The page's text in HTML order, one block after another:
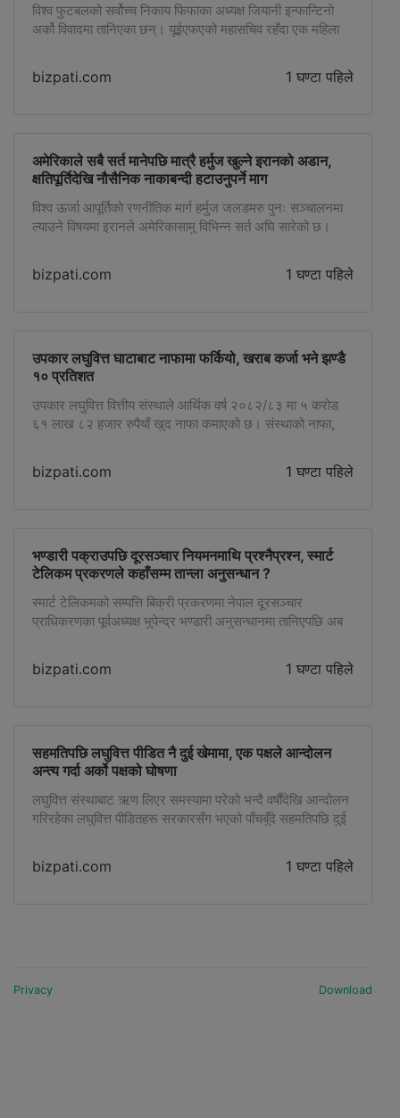
विश्व फुटबलको सर्वोच्च निकाय फिफाका अध्यक्ष जियानी इन्फान्टिनो
अर्को विवादमा तानिएका छन्। यूईएफएको महासचिव रहँदा एक महिला
आरोपको कडा खण्डन गरेका हुन्। बेलायती पत्रिका डेली टेलिग्राफले
bizpati.com 1 घण्टा पहिले
अमेरिकाले सबै सर्त मानेपछि मात्रै हर्मुज खुल्ने इरानको अडान,
क्षतिपूर्तिदेखि नौसैनिक नाकाबन्दी हटाउनुपर्ने माग
विश्व ऊर्जा आपूर्तिको रणनीतिक मार्ग हर्मुज जलडमरु पुनः सञ्चालनमा
ल्याउने विषयमा इरानले अमेरिकासामु विभिन्न सर्त अघि सारेको छ।
इरानी अधिकारीहरूले बताएका छन्। इरानको सर्वोच्च राष्ट्रिय सुरक्षा
परिषद्का सचिव मोहम्मद बाघेर जोलघद्रले हर्मुज खोल्न अमेरिकाले
bizpati.com 1 घण्टा पहिले
उपकार लघुवित्त घाटाबाट नाफामा फर्कियो, खराब कर्जा भने झण्डै
१० प्रतिशत
उपकार लघुवित्त वित्तीय संस्थाले आर्थिक वर्ष २०८२/८३ मा ५ करोड
६१ लाख ८२ हजार रुपैयाँ खुद नाफा कमाएको छ। संस्थाको नाफा,
दबाब देखिएको छ। उपलब्ध विवरणको तुलनात्मक तालिकाअनुसार
bizpati.com 1 घण्टा पहिले
भण्डारी पक्राउपछि दूरसञ्चार नियमनमाथि प्रश्नैप्रश्न, स्मार्ट
टेलिकम प्रकरणले कहाँसम्म तान्ला अनुसन्धान ?
स्मार्ट टेलिकमको सम्पत्ति बिक्री प्रकरणमा नेपाल दूरसञ्चार
प्राधिकरणका पूर्वअध्यक्ष भुपेन्द्र भण्डारी अनुसन्धानमा तानिएपछि अब
दायरा कहाँसम्म पुग्छ भन्नेमा केन्द्रित भएको छ। केन्द्रीय अनुसन्धान
bizpati.com 1 घण्टा पहिले
सहमतिपछि लघुवित्त पीडित नै दुई खेमामा, एक पक्षले आन्दोलन
अन्त्य गर्दा अर्को पक्षको घोषणा
लघुवित्त संस्थाबाट ऋण लिएर समस्यामा परेको भन्दै वर्षौंदेखि आन्दोलन
गरिरहेका लघुवित्त पीडितहरू सरकारसँग भएको पाँचबुँदे सहमतिपछि दुई
सम्झौता पीडितको हितविपरीत भएको भन्दै अस्वीकार गरेको छ। शनिबार
bizpati.com 1 घण्टा पहिले
Privacy Download